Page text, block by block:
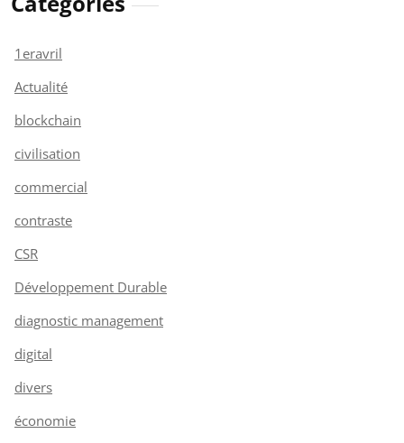
1eravril
Actualité
blockchain
civilisation
commercial
contraste
CSR
Développement Durable
diagnostic management
digital
divers
économie